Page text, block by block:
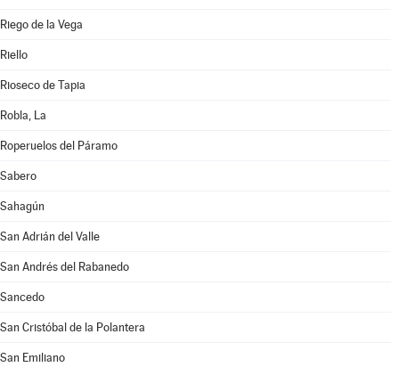
Riego de la Vega
Riello
Rioseco de Tapia
Robla, La
Roperuelos del Páramo
Sabero
Sahagún
San Adrián del Valle
San Andrés del Rabanedo
Sancedo
San Cristóbal de la Polantera
San Emiliano